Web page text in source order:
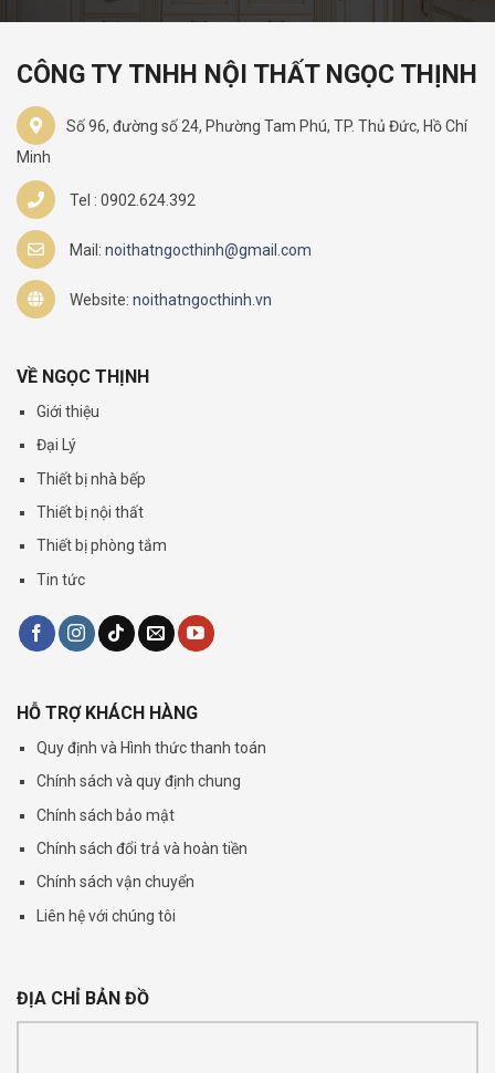
CÔNG TY TNHH NỘI THẤT NGỌC THỊNH
Số 96, đường số 24, Phường Tam Phú, TP. Thủ Đức, Hồ Chí
Minh
Tel : 0902.624.392
Mail: noithatngocthinh@gmail.com
Website: noithatngocthinh.vn
VỀ NGỌC THỊNH
Giới thiệu
Đại Lý
Thiết bị nhà bếp
Thiết bị nội thất
Thiết bị phòng tắm
Tin tức
HỖ TRỢ KHÁCH HÀNG
Quy định và Hình thức thanh toán
Chính sách và quy định chung
Chính sách bảo mật
Chính sách đổi trả và hoàn tiền
Chính sách vận chuyển
Liên hệ với chúng tôi
ĐỊA CHỈ BẢN ĐỒ